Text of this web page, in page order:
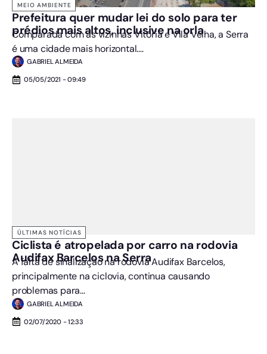
MEIO AMBIENTE
Prefeitura quer mudar lei do solo para ter
prédios mais altos, inclusive na orla
Comparada com as vizinhas Vitória e Vila Velha, a Serra
é uma cidade mais horizontal....
GABRIEL ALMEIDA
05/05/2021 - 09:49
ÚLTIMAS NOTÍCIAS
Ciclista é atropelada por carro na rodovia
Audifax Barcelos na Serra
A falta de sinalização na rodovia Audifax Barcelos,
principalmente na ciclovia, continua causando
problemas para...
GABRIEL ALMEIDA
02/07/2020 - 12:33